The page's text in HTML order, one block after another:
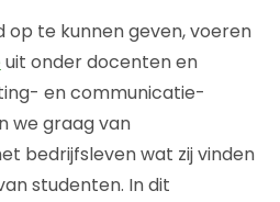
op te kunnen geven, voeren
uit onder docenten en
en communicatie-
we graag van
bedrijfsleven wat zij vinden
studenten. In dit